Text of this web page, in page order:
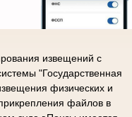
извещений с
"Государственная
физических и
файлов в